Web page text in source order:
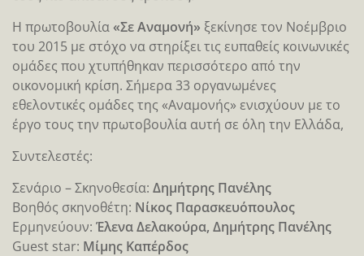
Η πρωτοβουλία«Σε Αναμονή» ξεκίνησε τον Νοέμβριο
του 2015 με στόχο να στηρίξει τις ευπαθείς κοινωνικές
ομάδες που χτυπήθηκαν περισσότερο από την
οικονομική κρίση. Σήμερα 33 οργανωμένες
εθελοντικές ομάδες της «Αναμονής» ενισχύουν με το
έργο τους την πρωτοβουλία αυτή σε όλη την Ελλάδα,
Συντελεστές:
Σενάριο – Σκηνοθεσία: Δημήτρης Πανέλης
Βοηθός σκηνοθέτη: Νίκος Παρασκευόπουλος
Ερμηνεύουν: Έλενα Δελακούρα, Δημήτρης Πανέλης
Guest star: Μίμης Καπέρδος